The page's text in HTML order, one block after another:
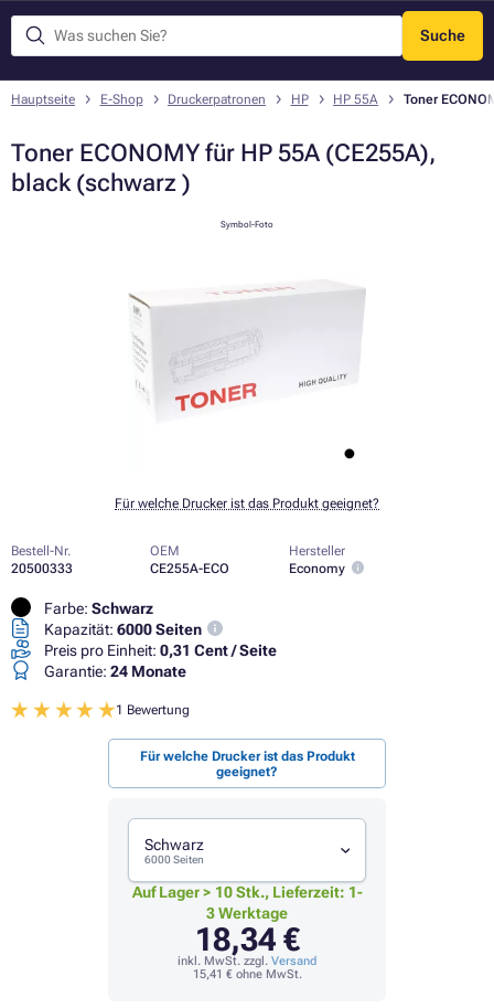
Suche
Menü
Hauptseite E-Shop Druckerpatronen HP HP 55A Toner
Toner ECONOMY für HP 55A (CE255A),
black (schwarz )
Symbol-Foto
Für welche Drucker ist das Produkt geeignet?
Bestell-Nr.
20500333
OEM
CE255A-ECO
Hersteller
Economy
Farbe: Schwarz
Kapazität: 6000 Seiten
Preis pro Einheit: 0,31 Cent / Seite
Garantie: 24 Monate
1 Bewertung
Für welche Drucker ist das Produkt
geeignet?
Schwarz
6000 Seiten
Auf Lager > 10 Stk., Lieferzeit: 1-
3 Werktage
18,34 €
inkl. MwSt. zzgl. Versand
15,41 €ohne MwSt.